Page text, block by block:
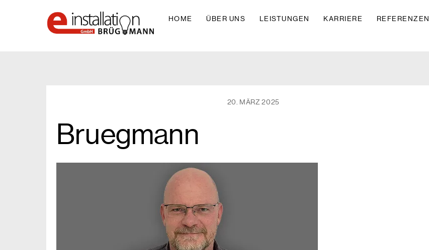
HOME ÜBER UNS LEISTUNGEN KARRIERE REFERENZEN
20. MÄRZ 2025
Bruegmann